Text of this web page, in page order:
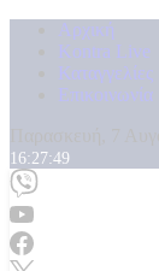
Αρχική
Kontra Live
Καταγγελίες
Επικοινωνία
16:27:51